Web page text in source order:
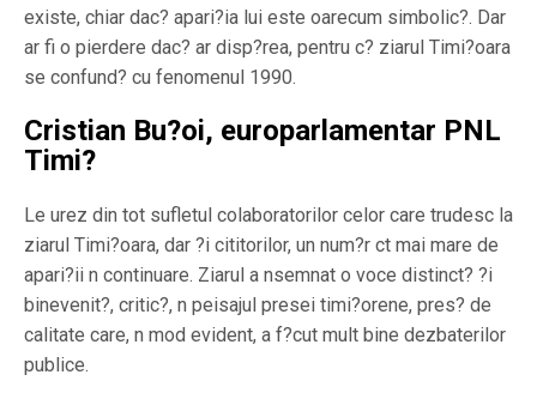
existe, chiar dac? apari?ia lui este oarecum simbolic?. Dar
ar fi o pierdere dac? ar disp?rea, pentru c? ziarul Timi?oara
se confund? cu fenomenul 1990.
Cristian Bu?oi, europarlamentar PNL
Timi?
Le urez din tot sufletul colaboratorilor celor care trudesc la
ziarul Timi?oara, dar ?i cititorilor, un num?r ct mai mare de
apari?ii n continuare. Ziarul a nsemnat o voce distinct? ?i
binevenit?, critic?, n peisajul presei timi?orene, pres? de
calitate care, n mod evident, a f?cut mult bine dezbaterilor
publice.